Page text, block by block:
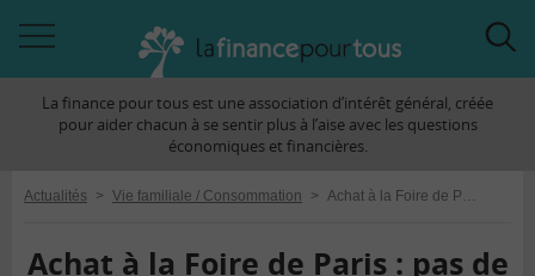
àLa finance pour tous est une association d’intérêt général, créée
pour aider chacun à se sentir plus à l’aise avec les questions
économiques et financières.
Actualités > Vie familiale / Consommation > Achat à la Foire de Paris : pas de droit de rétractation
Achat à la Foire de Paris : pas de